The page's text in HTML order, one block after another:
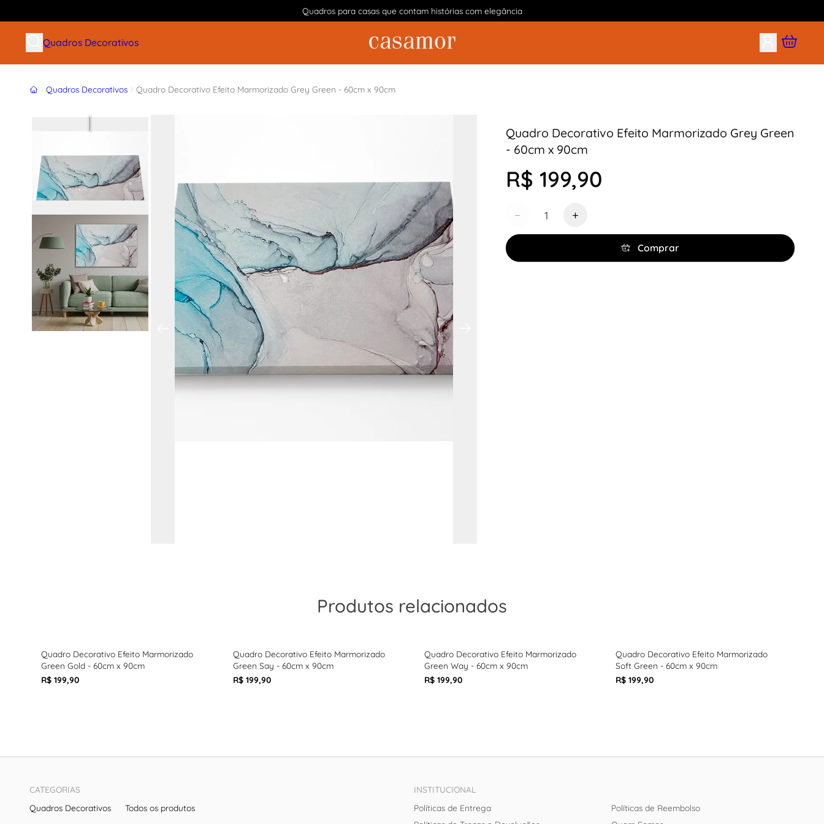
Quadros para casas que contam histórias com elegância
Buscar produtos
Quadros Decorativos
InícioQuadros Decorativos Quadro Decorativo Efeito Marmorizado Grey Green - 60cm x 90cm
Quadro Decorativo Efeito Marmorizado Grey Green
- 60cm x 90cm
R$ 199,90
− +
Comprar
Produtos relacionados
Quadro Decorativo Efeito Marmorizado
Green Gold - 60cm x 90cm
R$ 199,90
Quadro Decorativo Efeito Marmorizado
Green Say - 60cm x 90cm
R$ 199,90
Quadro Decorativo Efeito Marmorizado
Green Way - 60cm x 90cm
R$ 199,90
Quadro Decorativo Efeito Marmorizado
Soft Green - 60cm x 90cm
R$ 199,90
CATEGORIAS
Quadros Decorativos
Todos os produtos
INSTITUCIONAL
Políticas de Entrega
Políticas de Reembolso